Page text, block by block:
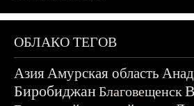
ОБЛАКО ТЕГОВ
АзияАмурская область
БиробиджанБлаговещенск